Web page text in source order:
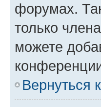
форумах.
только
можете
Вернуться